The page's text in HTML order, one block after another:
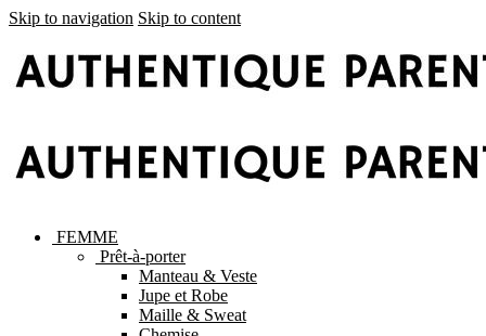
Skip to navigation Skip to content
FEMME
Prêt-à-porter
Manteau & Veste
Jupe et Robe
Maille & Sweat